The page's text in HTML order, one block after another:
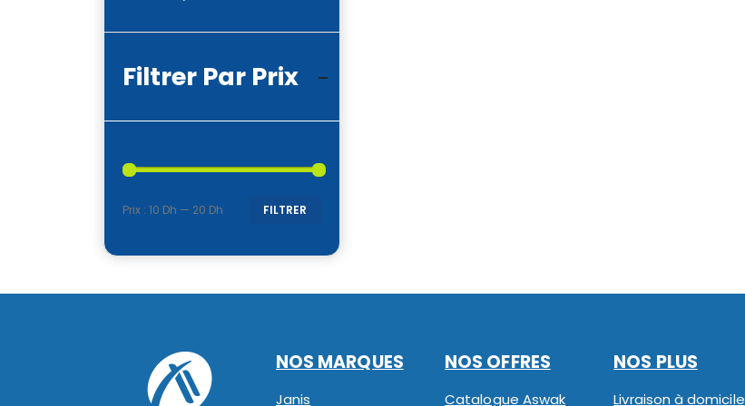
Filtrer Par Prix
FILTRER
Prix : 10 Dh — 20 Dh
NOS MARQUES
Janis
NOS OFFRES
Catalogue Aswak
NOS PLUS
Livraison à domicile